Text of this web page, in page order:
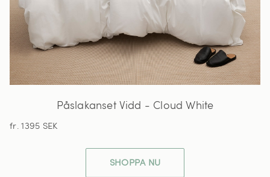
Påslakanset Vidd - Cloud White
fr. 1395 SEK
SHOPPA NU